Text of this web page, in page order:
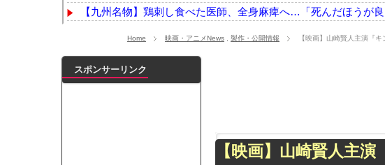
【九州名物】鶏刺し食べた医師、全身麻痺へ…「死んだほうが良
海外「日本人はなんて気高いんだ！」 英高級紙も驚愕した極限の
【画像】元NHK気象予報士が大胆なビキニ姿を公開！ 「インパ
【乃木坂】水谷豊の息子、三山凌輝がW不倫‼共演した久保史緒
【TWICE】サナが佐藤健とダブル主演の映画で演技に初挑戦‼
Home 映画・アニメNews 製作・公開情報 【映画】山崎賢人主演『
【映画】山崎賢人主
スポンサーリンク